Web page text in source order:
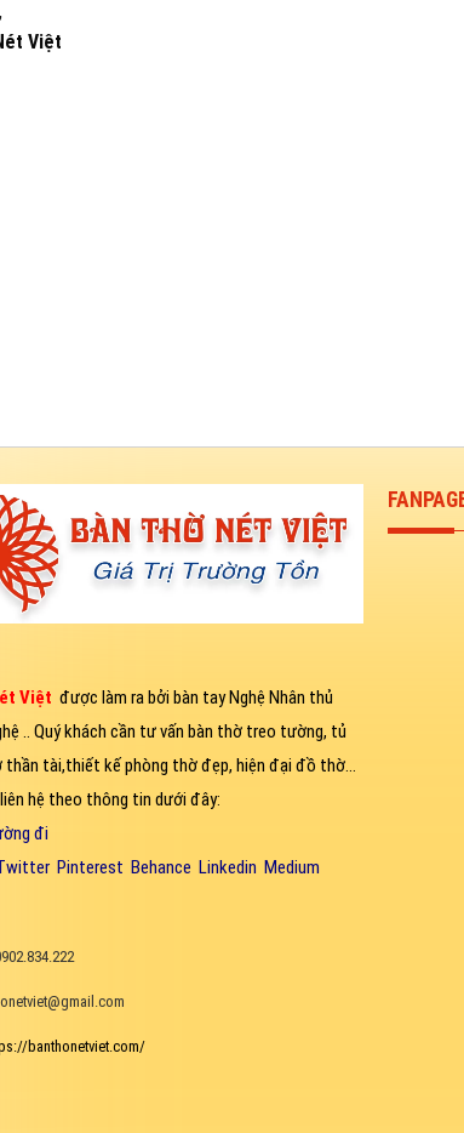
Việt
Việt được làm ra bởi bàn tay Nghệ Nhân thủ
.. Quý khách cần tư vấn bàn thờ treo tường, tủ
thần tài,thiết kế phòng thờ đẹp, hiện đại đồ thờ...
hệ theo thông tin dưới đây:
đi
Pinterest Behance Linkedin Medium
banthonetviet.com/